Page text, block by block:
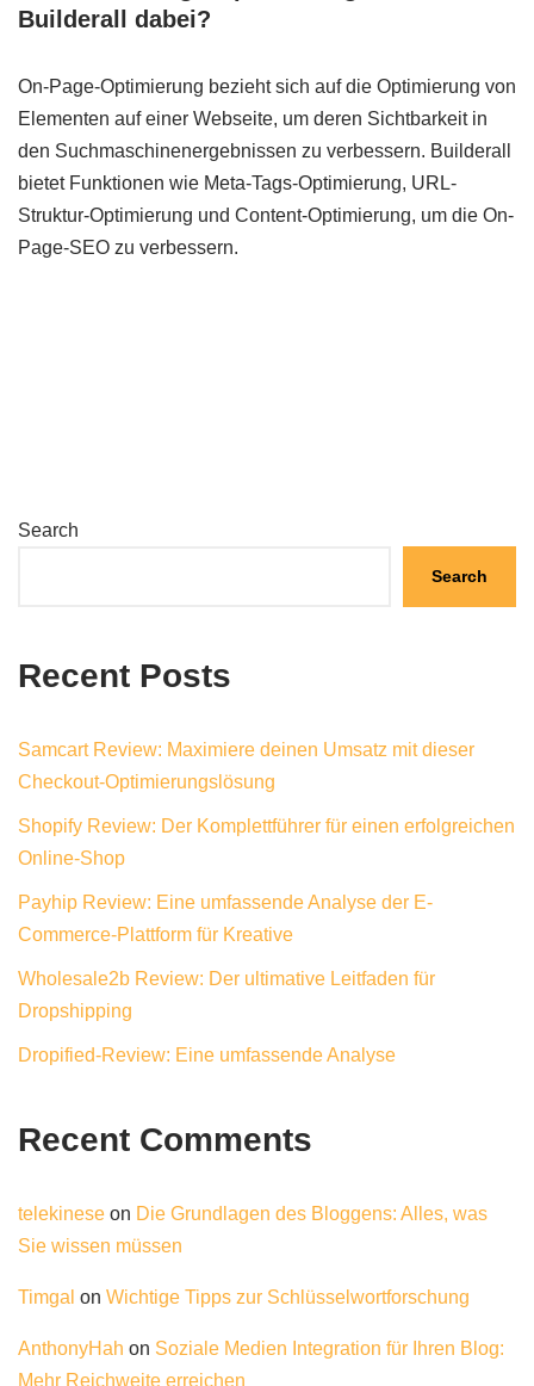
Builderall dabei?
On-Page-Optimierung bezieht sich auf die Optimierung von
Elementen auf einer Webseite, um deren Sichtbarkeit in
den Suchmaschinenergebnissen zu verbessern. Builderall
bietet Funktionen wie Meta-Tags-Optimierung, URL-
Struktur-Optimierung und Content-Optimierung, um die On-
Page-SEO zu verbessern.
Search
Search
Recent Posts
Samcart Review: Maximiere deinen Umsatz mit dieser
Checkout-Optimierungslösung
Shopify Review: Der Komplettführer für einen erfolgreichen
Online-Shop
Payhip Review: Eine umfassende Analyse der E-
Commerce-Plattform für Kreative
Wholesale2b Review: Der ultimative Leitfaden für
Dropshipping
Dropified-Review: Eine umfassende Analyse
Recent Comments
telekinese on Die Grundlagen des Bloggens: Alles, was
Sie wissen müssen
Timgal on Wichtige Tipps zur Schlüsselwortforschung
AnthonyHah on Soziale Medien Integration für Ihren Blog:
Mehr Reichweite erreichen